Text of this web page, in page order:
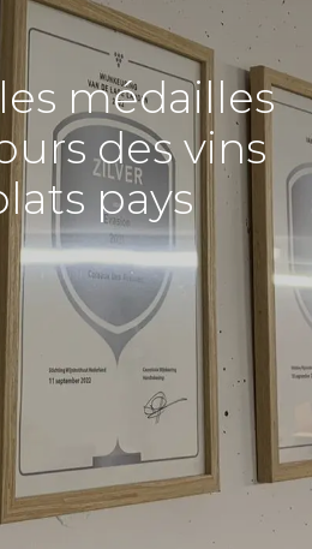
médailles
des vins
pays